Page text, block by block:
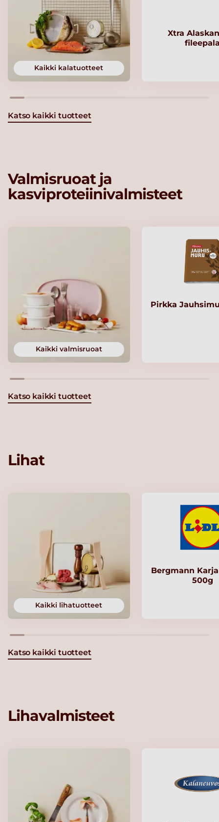
Kaikki kalatuotteet
Xtra
Katso kaikki tuotteet
Valmisruoat ja
kasviproteiinivalmisteet
Kaikki valmisruoat
Pirkka
Katso kaikki tuotteet
Lihat
Kaikki lihatuotteet
Bergmann
500g
Katso kaikki tuotteet
Lihavalmisteet